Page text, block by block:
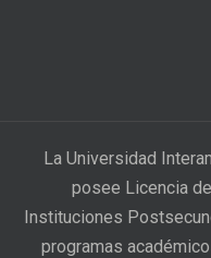
La Universidad
posee Licencia
Instituciones
programas